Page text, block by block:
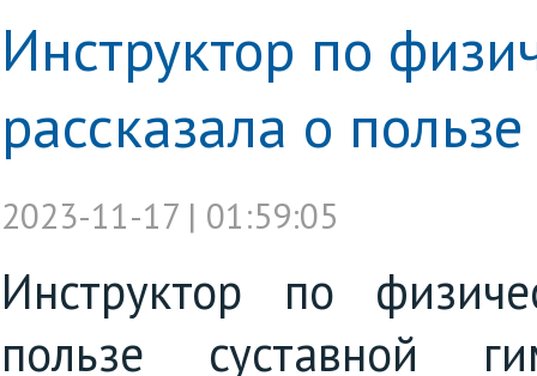
Инструктор по
рассказала о
2023-11-17 | 01:59:05
Инструктор по
пользе суставной